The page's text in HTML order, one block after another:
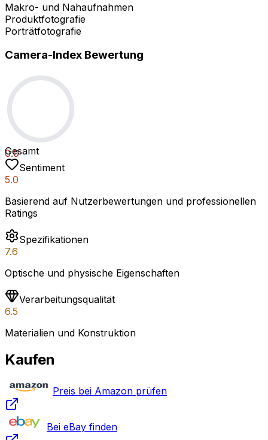
Makro- und Nahaufnahmen
Produktfotografie
Porträtfotografie
Camera-Index Bewertung
0.0
Gesamt
Sentiment
5.0
Basierend auf Nutzerbewertungen und professionellen
Ratings
Spezifikationen
7.6
Optische und physische Eigenschaften
Verarbeitungsqualität
6.5
Materialien und Konstruktion
Kaufen
Preis bei Amazon prüfen
Bei eBay finden